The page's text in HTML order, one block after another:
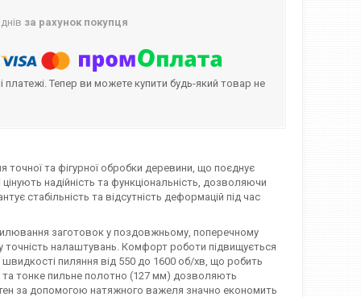
за рахунок покупця
платежі. Тепер ви можете купити будь-який товар не
точної та фігурної обробки деревини, що поєднує
надійність та функціональність, дозволяючи
стабільність та відсутність деформацій під час
заготовок у поздовжньому, поперечному
точність налаштувань. Комфорт роботи підвищується
пиляння від 550 до 1600 об/хв, що робить
та тонке пильне полотно (127 мм) дозволяють
за допомогою натяжного важеля значно економить